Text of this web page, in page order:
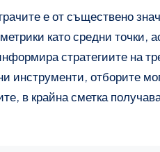
е от съществено
като средни точки,
стратегиите на
инструменти, отборите
в крайна сметка